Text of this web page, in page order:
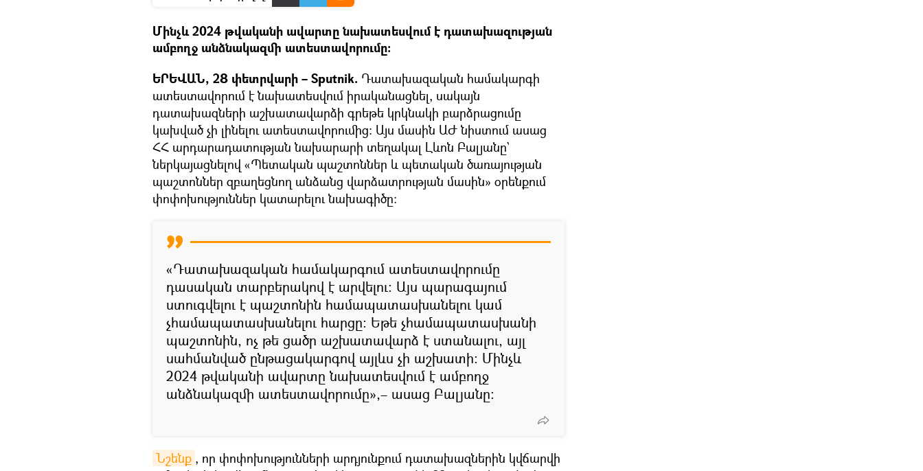
Մինչև 2024 թվականի ավարտը նախատեսվում է դատախազության
ամբողջ անձնակազմի ատեստավորումը։
ԵՐԵՎԱՆ, 28 փետրվարի – Sputnik. Դատախազական համակարգի
ատեստավորում է նախատեսվում իրականացնել, սակայն
դատախազների աշխատավարձի գրեթե կրկնակի բարձրացումը
կախված չի լինելու ատեստավորումից։ Այս մասին ԱԺ նիստում ասաց
ՀՀ արդարադատության նախարարի տեղակալ Լևոն Բալյանը`
ներկայացնելով «Պետական պաշտոններ և պետական ծառայության
պաշտոններ զբաղեցնող անձանց վարձատրության մասին» օրենքում
փոփոխություններ կատարելու նախագիծը։
«Դատախազական համակարգում ատեստավորումը
դասական տարբերակով է արվելու։ Այս պարագայում
ստուգվելու է պաշտոնին համապատասխանելու կամ
չհամապատասխանելու հարցը։ Եթե չհամապատասխանի
պաշտոնին, ոչ թե ցածր աշխատավարձ է ստանալու, այլ
սահմանված ընթացակարգով այլևս չի աշխատի։ Մինչև
2024 թվականի ավարտը նախատեսվում է ամբողջ
անձնակազմի ատեստավորումը»,– ասաց Բալյանը։
Նշենք , որ փոփոխությունների արդյունքում դատախազներին կվճարվի